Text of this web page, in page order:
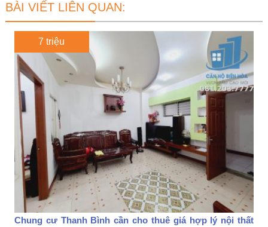
BÀI VIẾT LIÊN QUAN:
7 triệu
Chung cư Thanh Bình cần cho thuê giá hợp lý nội thất